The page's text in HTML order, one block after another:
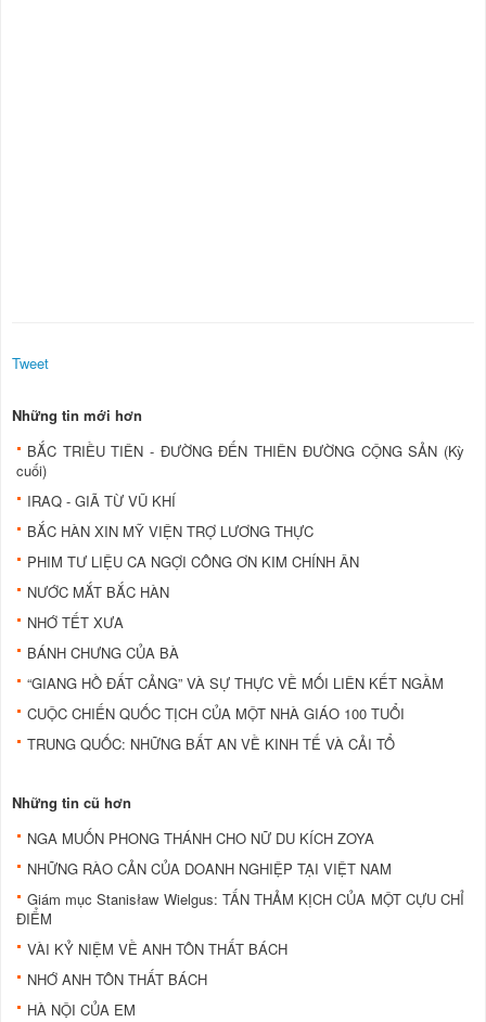
Tweet
Những tin mới hơn
BẮC TRIỀU TIÊN - ĐƯỜNG ĐẾN THIÊN ĐƯỜNG CỘNG SẢN (Kỳ
cuối)
IRAQ - GIÃ TỪ VŨ KHÍ
BẮC HÀN XIN MỸ VIỆN TRỢ LƯƠNG THỰC
PHIM TƯ LIỆU CA NGỢI CÔNG ƠN KIM CHÍNH ÂN
NƯỚC MẮT BẮC HÀN
NHỚ TẾT XƯA
BÁNH CHƯNG CỦA BÀ
“GIANG HỒ ÐẤT CẢNG” VÀ SỰ THỰC VỀ MỐI LIÊN KẾT NGẦM
CUỘC CHIẾN QUỐC TỊCH CỦA MỘT NHÀ GIÁO 100 TUỔI
TRUNG QUỐC: NHỮNG BẤT AN VỀ KINH TẾ VÀ CẢI TỔ
Những tin cũ hơn
NGA MUỐN PHONG THÁNH CHO NỮ DU KÍCH ZOYA
NHỮNG RÀO CẢN CỦA DOANH NGHIỆP TẠI VIỆT NAM
Giám mục Stanisław Wielgus: TẤN THẢM KỊCH CỦA MỘT CỰU CHỈ
ĐIỂM
VÀI KỶ NIỆM VỀ ANH TÔN THẤT BÁCH
NHỚ ANH TÔN THẤT BÁCH
HÀ NỘI CỦA EM